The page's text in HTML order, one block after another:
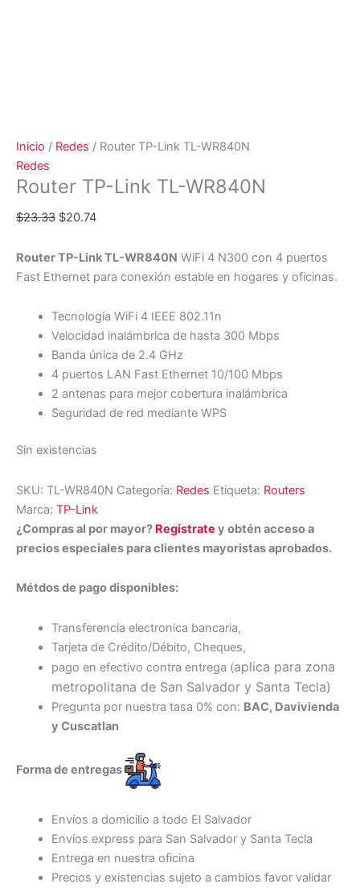
Inicio / Redes / Router TP-Link TL-WR840N
Redes
Router TP-Link TL-WR840N
$23.33 $20.74
Router TP-Link TL-WR840N WiFi 4 N300 con 4 puertos
Fast Ethernet para conexión estable en hogares y oficinas.
Tecnología WiFi 4 IEEE 802.11n
Velocidad inalámbrica de hasta 300 Mbps
Banda única de 2.4 GHz
4 puertos LAN Fast Ethernet 10/100 Mbps
2 antenas para mejor cobertura inalámbrica
Seguridad de red mediante WPS
Sin existencias
SKU: TL-WR840N Categoría: Redes Etiqueta: Routers
Marca: TP-Link
¿Compras al por mayor? Regístrate y obtén acceso a
precios especiales para clientes mayoristas aprobados.
Métdos de pago disponibles:
Transferencia electronica bancaria,
Tarjeta de Crédito/Débito, Cheques,
pago en efectivo contra entrega (aplica para zona
metropolitana de San Salvador y Santa Tecla)
Pregunta por nuestra tasa 0% con: BAC, Davivienda
y Cuscatlan
Forma de entregas
Envíos a domicilio a todo El Salvador
Envíos express para San Salvador y Santa Tecla
Entrega en nuestra oficina
Precios y existencias sujeto a cambios favor validar